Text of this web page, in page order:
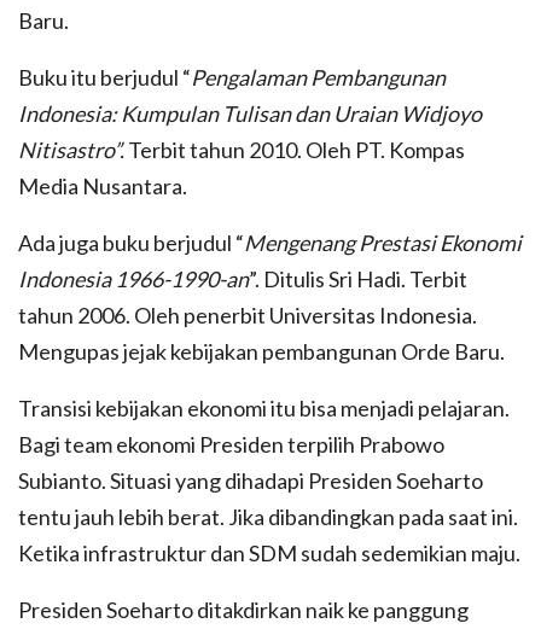
Baru.
Buku itu berjudul “Pengalaman Pembangunan
Indonesia: Kumpulan Tulisan dan Uraian Widjoyo
Nitisastro”.Terbit tahun 2010. Oleh PT. Kompas
Media Nusantara.
Ada juga buku berjudul “Mengenang Prestasi Ekonomi
Indonesia 1966-1990-an”. Ditulis Sri Hadi. Terbit
tahun 2006. Oleh penerbit Universitas Indonesia.
Mengupas jejak kebijakan pembangunan Orde Baru.
Transisi kebijakan ekonomi itu bisa menjadi pelajaran.
Bagi team ekonomi Presiden terpilih Prabowo
Subianto. Situasi yang dihadapi Presiden Soeharto
tentu jauh lebih berat. Jika dibandingkan pada saat ini.
Ketika infrastruktur dan SDM sudah sedemikian maju.
Presiden Soeharto ditakdirkan naik ke panggung